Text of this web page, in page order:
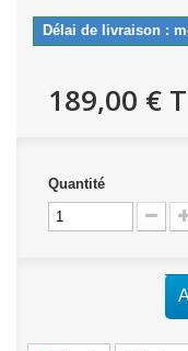
Délai de livraison :
189,00 €
Quantité